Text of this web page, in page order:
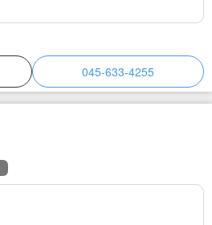
045-633-4255